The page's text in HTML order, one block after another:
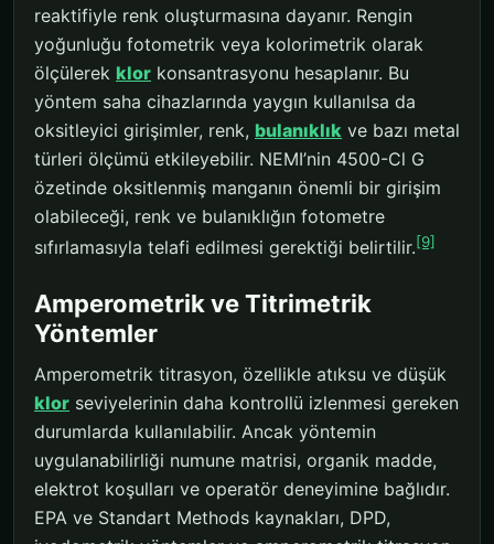
reaktifiyle renk oluşturmasına dayanır. Rengin
yoğunluğu fotometrik veya kolorimetrik olarak
ölçülerek klor konsantrasyonu hesaplanır. Bu
yöntem saha cihazlarında yaygın kullanılsa da
oksitleyici girişimler, renk, bulanıklık ve bazı metal
türleri ölçümü etkileyebilir. NEMI’nin 4500-Cl G
özetinde oksitlenmiş manganın önemli bir girişim
olabileceği, renk ve bulanıklığın fotometre
sıfırlamasıyla telafi edilmesi gerektiği belirtilir.[9]
Amperometrik ve Titrimetrik
Yöntemler
Amperometrik titrasyon, özellikle atıksu ve düşük
klor seviyelerinin daha kontrollü izlenmesi gereken
durumlarda kullanılabilir. Ancak yöntemin
uygulanabilirliği numune matrisi, organik madde,
elektrot koşulları ve operatör deneyimine bağlıdır.
EPA ve Standart Methods kaynakları, DPD,